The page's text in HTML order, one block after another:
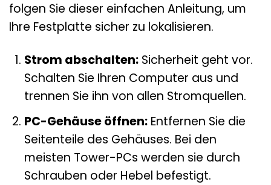
folgen Sie dieser einfachen Anleitung, um
Ihre Festplatte sicher zu lokalisieren.
Strom abschalten:Sicherheit geht vor.
Schalten Sie Ihren Computer aus und
trennen Sie ihn von allen Stromquellen.
PC-Gehäuse öffnen:Entfernen Sie die
Seitenteile des Gehäuses. Bei den
meisten Tower-PCs werden sie durch
Schrauben oder Hebel befestigt.